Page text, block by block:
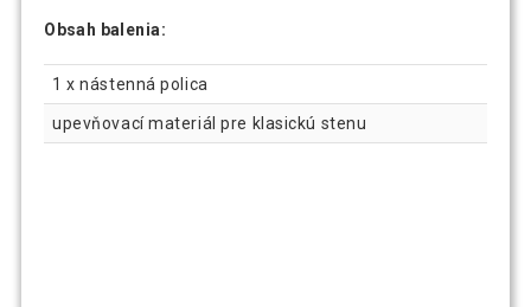
Obsah balenia:
1 x nástenná polica
upevňovací materiál pre klasickú stenu